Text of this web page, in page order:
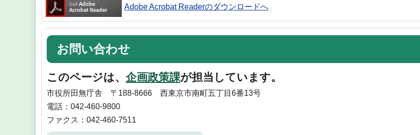
Adobe Acrobat Readerのダウンロードへ
お問い合わせ
このページは、 企画政策課が担当しています。
市役所田無庁舎 〒188-8666 西東京市南町五丁目6番13号
電話：042-460-9800
ファクス：042-460-7511